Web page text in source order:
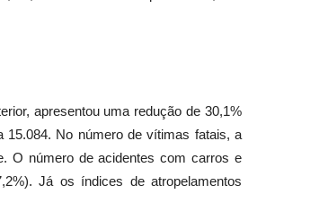
apresentou uma redução de 30,1%
15.084. No número de vítimas fatais, a
O número de acidentes com carros e
Já os índices de atropelamentos